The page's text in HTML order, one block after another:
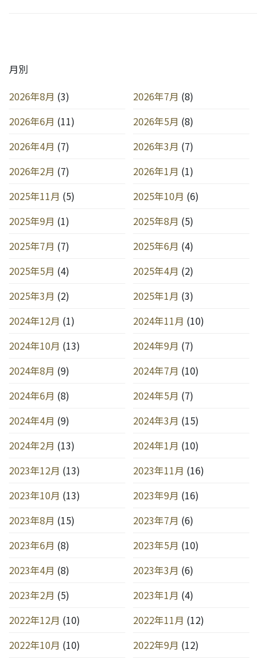
月別
2026年8月 (3) 2026年7月 (8)
2026年6月 (11) 2026年5月 (8)
2026年4月 (7) 2026年3月 (7)
2026年2月 (7) 2026年1月 (1)
2025年11月 (5) 2025年10月 (6)
2025年9月 (1) 2025年8月 (5)
2025年7月 (7) 2025年6月 (4)
2025年5月 (4) 2025年4月 (2)
2025年3月 (2) 2025年1月 (3)
2024年12月 (1) 2024年11月 (10)
2024年10月 (13) 2024年9月 (7)
2024年8月 (9) 2024年7月 (10)
2024年6月 (8) 2024年5月 (7)
2024年4月 (9) 2024年3月 (15)
2024年2月 (13) 2024年1月 (10)
2023年12月 (13) 2023年11月 (16)
2023年10月 (13) 2023年9月 (16)
2023年8月 (15) 2023年7月 (6)
2023年6月 (8) 2023年5月 (10)
2023年4月 (8) 2023年3月 (6)
2023年2月 (5) 2023年1月 (4)
2022年12月 (10) 2022年11月 (12)
2022年10月 (10) 2022年9月 (12)